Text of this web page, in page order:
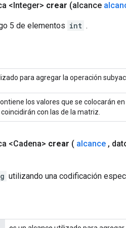
<Integer> crear (alcance
5 de elementos int .
para agregar la operación
los valores que se colocarán
con las de la matriz.
<Cadena> crear ( alcance ,
utilizando una codificación